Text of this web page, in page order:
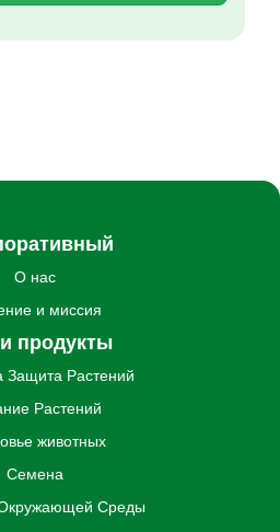
О нас
и миссия
продукты
Защита Pастений
Pастений
животных
Семена
Cреды